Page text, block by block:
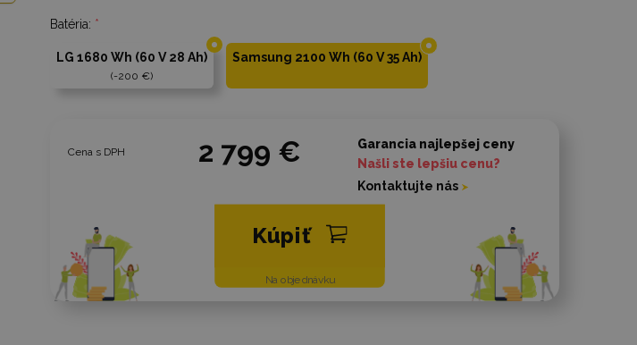
Batéria: *
LG 1680 Wh (60 V 28 Ah)
-200 €
Samsung 2100 Wh (60 V 35 Ah)
Cena s DPH 2 799 €
Na objednávku
Kúpiť
Garancia najlepšej ceny
Našli ste lepšiu cenu?
Kontaktujte nás